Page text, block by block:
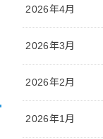
2026年4月
2026年3月
2026年2月
2026年1月